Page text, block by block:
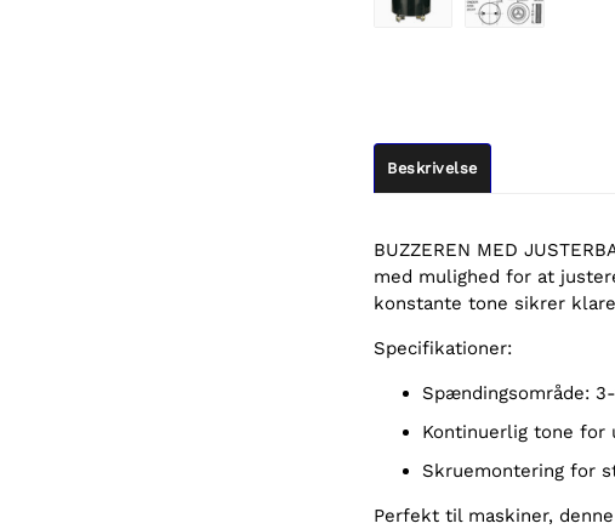
Beskrivelse
BUZZEREN MED
med mulighed for at
konstante tone sikrer
Specifikationer:
Spændingsområde:
Kontinuerlig tone
Skruemontering for
Perfekt til maskiner,